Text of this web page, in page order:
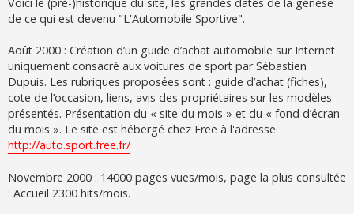
s
a
de ce qui est devenu "L'Automobile Sportive".
Août 2000 : Création d’un guide d’achat automobile sur Internet
uniquement consacré aux voitures de sport par Sébastien
Dupuis. Les rubriques proposées sont : guide d’achat (fiches),
cote de l’occasion, liens, avis des propriétaires sur les modèles
présentés. Présentation du « site du mois » et du « fond d’écran
du mois ». Le site est hébergé chez Free à l'adresse
http://auto.sport.free.fr/
Novembre 2000 : 14000 pages vues/mois, page la plus consultée
: Accueil 2300 hits/mois.